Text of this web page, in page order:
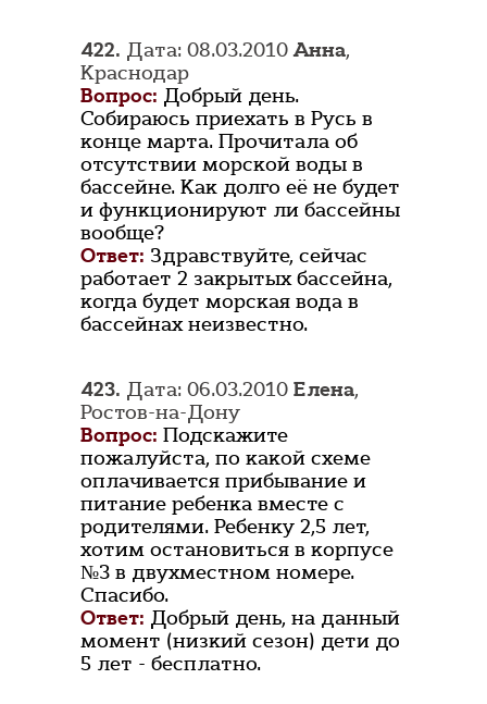
422. Дата: 08.03.2010Анна,
Краснодар
Вопрос: Добрый день.
Собираюсь приехать в Русь в
конце марта. Прочитала об
отсутствии морской воды в
бассейне. Как долго её не будет
и функционируют ли бассейны
вообще?
Ответ: Здравствуйте, сейчас
работает 2 закрытых бассейна,
когда будет морская вода в
бассейнах неизвестно.
423. Дата: 06.03.2010 Елена,
Ростов-на-Дону
Вопрос: Подскажите
пожалуйста, по какой схеме
оплачивается прибывание и
питание ребенка вместе с
родителями. Ребенку 2,5 лет,
хотим остановиться в корпусе
№3 в двухместном номере.
Спасибо.
Ответ: Добрый день, на данный
момент (низкий сезон) дети до
5 лет - бесплатно.